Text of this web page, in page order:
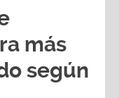
más
según